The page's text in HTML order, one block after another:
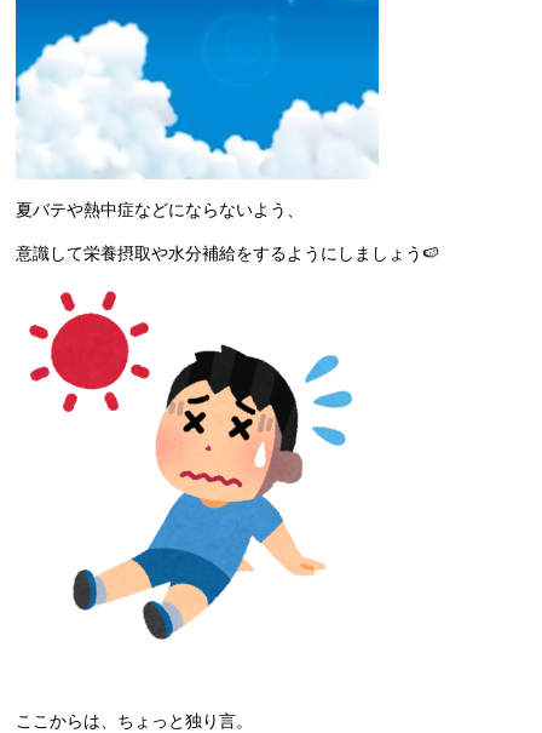
夏バテや熱中症などにならないよう、
意識して栄養摂取や水分補給をするようにしましょう🍉
ここからは、ちょっと独り言。